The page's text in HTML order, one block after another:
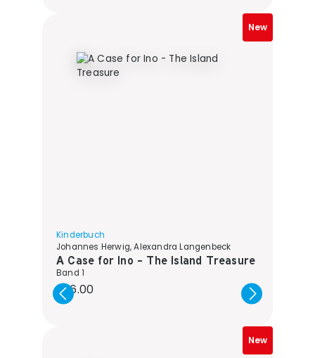
New
Kinderbuch
Johannes Herwig, Alexandra Langenbeck
A Case for Ino - The Island Treasure
Band 1
Regular price:
€16.00
New